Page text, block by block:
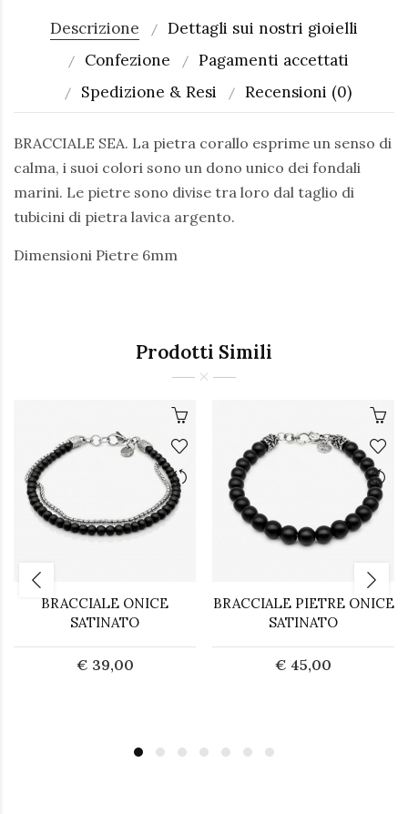
Descrizione
Dettagli sui nostri gioielli
Confezione
Pagamenti accettati
Spedizione & Resi
Recensioni (0)
BRACCIALE SEA. La pietra corallo esprime un senso di
calma, i suoi colori sono un dono unico dei fondali
marini. Le pietre sono divise tra loro dal taglio di
tubicini di pietra lavica argento.
Dimensioni Pietre 6mm
Prodotti Simili
BRACCIALE ONICE
SATINATO
€ 39,00
BRACCIALE PIETRE ONICE
SATINATO
€ 45,00